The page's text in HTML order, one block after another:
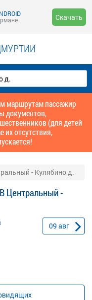
Скачать
маршрутам пассажир
документов,
(для детей
их отсутствия,
- Кулябино д.
Центральный -
09 авг